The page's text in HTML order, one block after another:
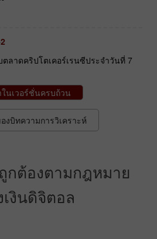
ลาดคริปโตเคอร์เรนซีประจำวันที่ 7
นเวอร์ชั่นครบถ้วน
งบิทความการวิเคราะห์
กต้องตามกฎหมาย
งินดิจิตอล